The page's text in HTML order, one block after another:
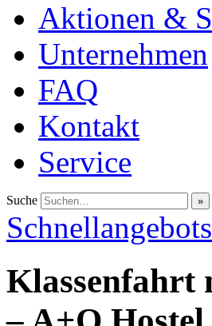
Aktionen &
Unternehmen
FAQ
Kontakt
Service
Suche
Klassenfahrt